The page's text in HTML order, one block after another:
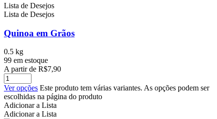
Lista de Desejos
Lista de Desejos
Quinoa em Grãos
0.5 kg
99 em estoque
A partir de R$7,90
Ver opções Este produto tem várias variantes. As opções podem ser
escolhidas na página do produto
Adicionar a Lista
Adicionar a Lista